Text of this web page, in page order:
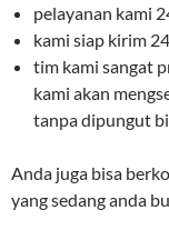
pelayanan kami
kami siap kirim
tim kami sangat
kami akan
tanpa dipungut
Anda juga bisa
yang sedang anda